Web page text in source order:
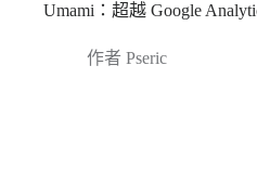
Umami：超越 Google
作者 Pseric